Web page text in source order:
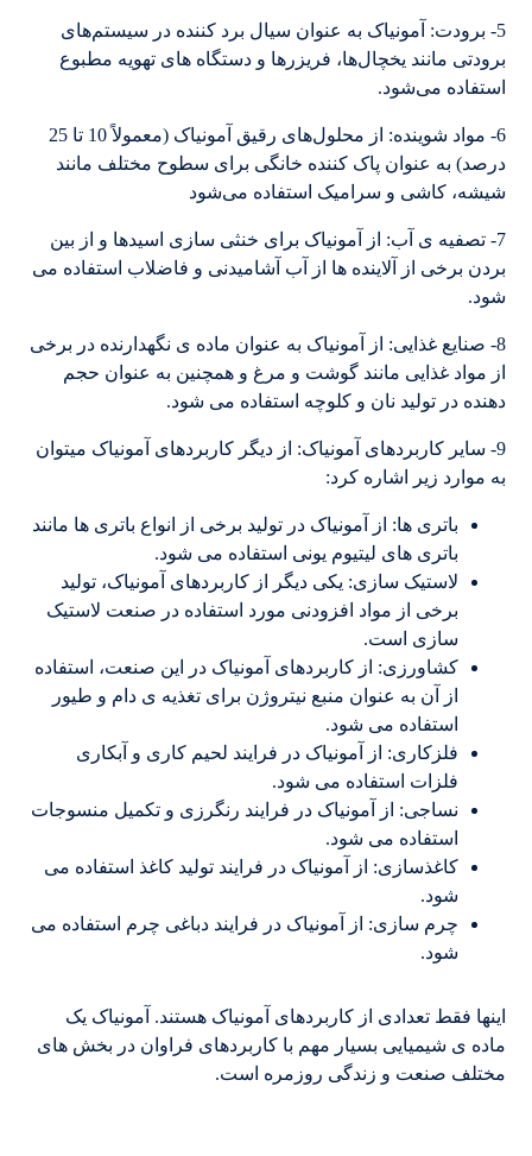
5- برودت: آمونیاک به عنوان سیال برد کننده در سیستم‌های
برودتی مانند یخچال‌ها، فریزرها و دستگاه های تهویه مطبوع
استفاده می‌شود.
6- مواد شوینده: از محلول‌های رقیق آمونیاک (معمولاً 10 تا 25
درصد) به عنوان پاک کننده خانگی برای سطوح مختلف مانند
شیشه، کاشی و سرامیک استفاده می‌شود
7- تصفیه ی آب: از آمونیاک برای خنثی سازی اسیدها و از بین
بردن برخی از آلاینده ها از آب آشامیدنی و فاضلاب استفاده می
شود.
8- صنایع غذایی: از آمونیاک به عنوان ماده ی نگهدارنده در برخی
از مواد غذایی مانند گوشت و مرغ و همچنین به عنوان حجم
دهنده در تولید نان و کلوچه استفاده می شود.
9- سایر کاربردهای آمونیاک: از دیگر کاربردهای آمونیاک میتوان
به موارد زیر اشاره کرد:
باتری ها: از آمونیاک در تولید برخی از انواع باتری ها مانند
باتری های لیتیوم یونی استفاده می شود.
لاستیک سازی: یکی دیگر از کاربردهای آمونیاک، تولید
برخی از مواد افزودنی مورد استفاده در صنعت لاستیک
سازی است.
کشاورزی: از کاربردهای آمونیاک در این صنعت، استفاده
از آن به عنوان منبع نیتروژن برای تغذیه ی دام و طیور
استفاده می شود.
فلزکاری: از آمونیاک در فرایند لحیم کاری و آبکاری
فلزات استفاده می شود.
نساجی: از آمونیاک در فرایند رنگرزی و تکمیل منسوجات
استفاده می شود.
کاغذسازی: از آمونیاک در فرایند تولید کاغذ استفاده می
شود.
چرم سازی: از آمونیاک در فرایند دباغی چرم استفاده می
شود.
اینها فقط تعدادی از کاربردهای آمونیاک هستند. آمونیاک یک
ماده ی شیمیایی بسیار مهم با کاربردهای فراوان در بخش های
مختلف صنعت و زندگی روزمره است.